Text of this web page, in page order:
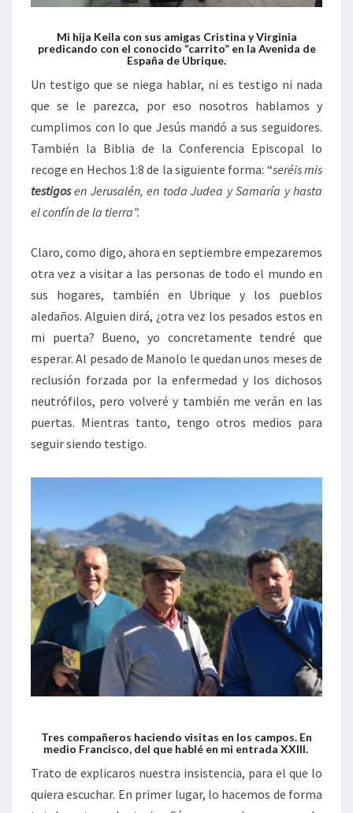
Mi hija Keila con sus amigas Cristina y Virginia
predicando con el conocido “carrito” en la Avenida de
España de Ubrique.
Un testigo que se niega hablar, ni es testigo ni nada
que se le parezca, por eso nosotros hablamos y
cumplimos con lo que Jesús mandó a sus seguidores.
También la Biblia de la Conferencia Episcopal lo
recoge en Hechos 1:8 de la siguiente forma: “seréis mis
testigosen Jerusalén, en toda Judea y Samaría y hasta
el confín de la tierra”.
Claro, como digo, ahora en septiembre empezaremos
otra vez a visitar a las personas de todo el mundo en
sus hogares, también en Ubrique y los pueblos
aledaños. Alguien dirá, ¿otra vez los pesados estos en
mi puerta? Bueno, yo concretamente tendré que
esperar. Al pesado de Manolo le quedan unos meses de
reclusión forzada por la enfermedad y los dichosos
neutrófilos, pero volveré y también me verán en las
puertas. Mientras tanto, tengo otros medios para
seguir siendo testigo.
Tres compañeros haciendo visitas en los campos. En
medio Francisco, del que hablé en mi entrada XXIII.
Trato de explicaros nuestra insistencia, para el que lo
quiera escuchar. En primer lugar, lo hacemos de forma